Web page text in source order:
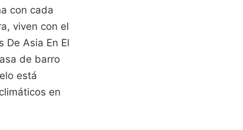
con cada
viven con el
De Asia En El
de barro
está
en